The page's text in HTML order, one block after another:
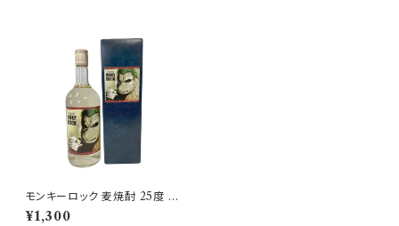
モンキーロック 麦焼酎 25度 72
0ml【天の川酒造】
¥1,300